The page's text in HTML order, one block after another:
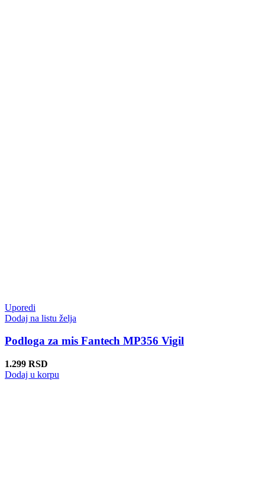
Uporedi
Dodaj na listu želja
Podloga za mis Fantech MP356 Vigil
1.299 RSD
Dodaj u korpu